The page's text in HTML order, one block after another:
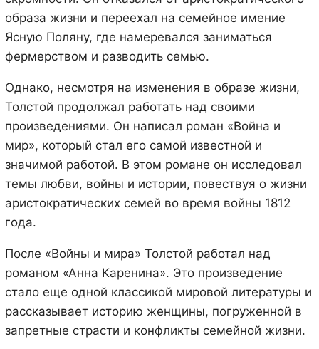
образа жизни и переехал на семейное имение
Ясную Поляну, где намеревался заниматься
фермерством и разводить семью.
Однако, несмотря на изменения в образе жизни,
Толстой продолжал работать над своими
произведениями. Он написал роман «Война и
мир», который стал его самой известной и
значимой работой. В этом романе он исследовал
темы любви, войны и истории, повествуя о жизни
аристократических семей во время войны 1812
года.
После «Войны и мира» Толстой работал над
романом «Анна Каренина». Это произведение
стало еще одной классикой мировой литературы и
рассказывает историю женщины, погруженной в
запретные страсти и конфликты семейной жизни.